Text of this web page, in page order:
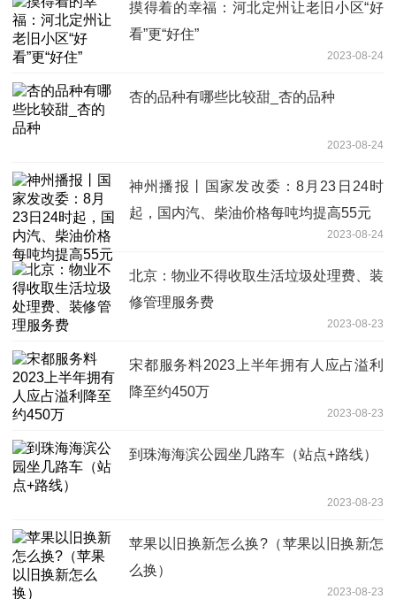
摸得着的幸福：河北定州让老旧小区“好
看”更“好住”
2023-08-24
杏的品种有哪些比较甜_杏的品种
2023-08-24
神州播报丨国家发改委：8月23日24时
起，国内汽、柴油价格每吨均提高55元
2023-08-24
北京：物业不得收取生活垃圾处理费、装
修管理服务费
2023-08-23
宋都服务料2023上半年拥有人应占溢利
降至约450万
2023-08-23
到珠海海滨公园坐几路车（站点+路线）
2023-08-23
苹果以旧换新怎么换?（苹果以旧换新怎
么换）
2023-08-23